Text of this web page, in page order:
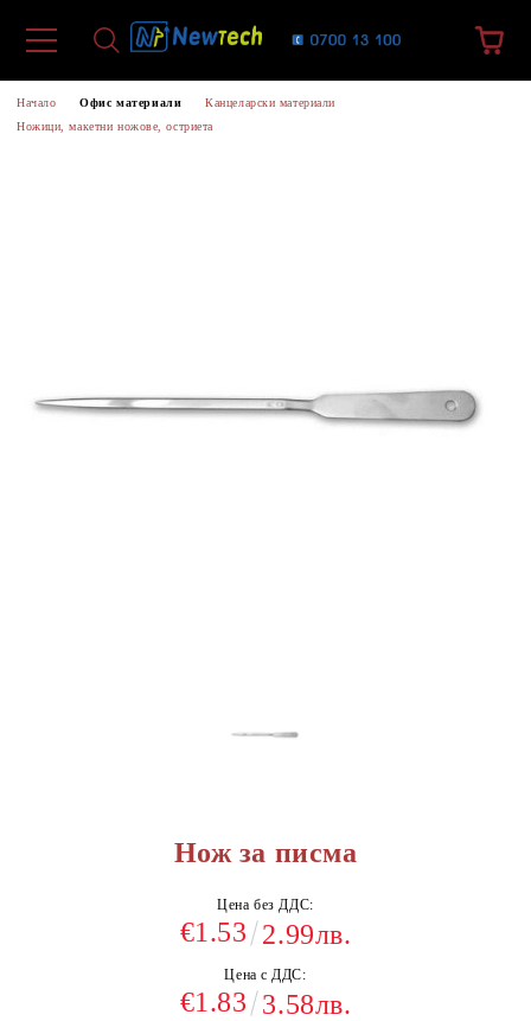
Начало Офис материали
Канцеларски материали
Ножици, макетни ножове, остриета
Нож за писма
Цена без ДДС:
€1.53 2.99лв.
Цена с ДДС:
€1.83 3.58лв.